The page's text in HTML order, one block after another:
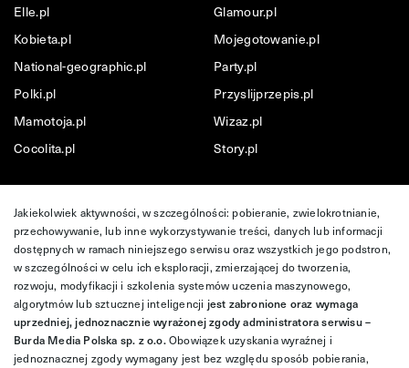
Elle.pl
Glamour.pl
Kobieta.pl
Mojegotowanie.pl
National-geographic.pl
Party.pl
Polki.pl
Przyslijprzepis.pl
Mamotoja.pl
Wizaz.pl
Cocolita.pl
Story.pl
Jakiekolwiek aktywności, w szczególności: pobieranie, zwielokrotnianie,
przechowywanie, lub inne wykorzystywanie treści, danych lub informacji
dostępnych w ramach niniejszego serwisu oraz wszystkich jego podstron,
w szczególności w celu ich eksploracji, zmierzającej do tworzenia,
rozwoju, modyfikacji i szkolenia systemów uczenia maszynowego,
algorytmów lub sztucznej inteligencji jest zabronione oraz wymaga
uprzedniej, jednoznacznie wyrażonej zgody administratora serwisu –
Burda Media Polska sp. z o.o.Obowiązek uzyskania wyraźnej i
jednoznacznej zgody wymagany jest bez względu sposób pobierania,